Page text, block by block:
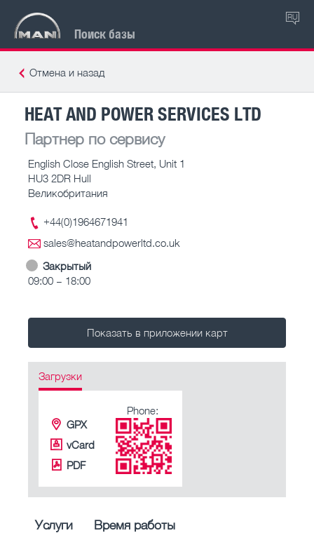
Поиск базы
RU
Отмена и назад
HEAT AND POWER SERVICES LTD
Партнер по сервису
English Close English Street, Unit 1
HU3 2DR Hull
Великобритания
+44(0)1964671941
sales@heatandpowerltd.co.uk
Закрытый
09:00 – 18:00
Показать в приложении карт
Загрузки
GPX
vCard
PDF
Phone:
Услуги Время работы